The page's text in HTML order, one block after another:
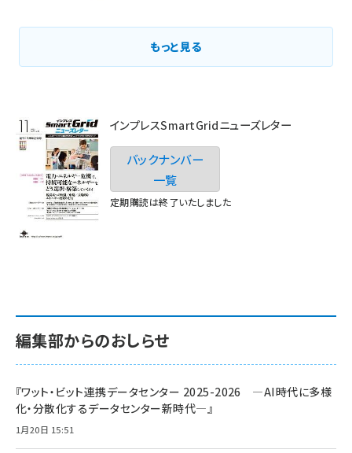
もっと見る
インプレスSmartGridニューズレター
バックナンバー
一覧
定期購読は終了いたしました
編集部からのおしらせ
『ワット・ビット連携データセンター 2025-2026 ―AI時代に多様
化・分散化するデータセンター新時代―』
1月20日 15:51